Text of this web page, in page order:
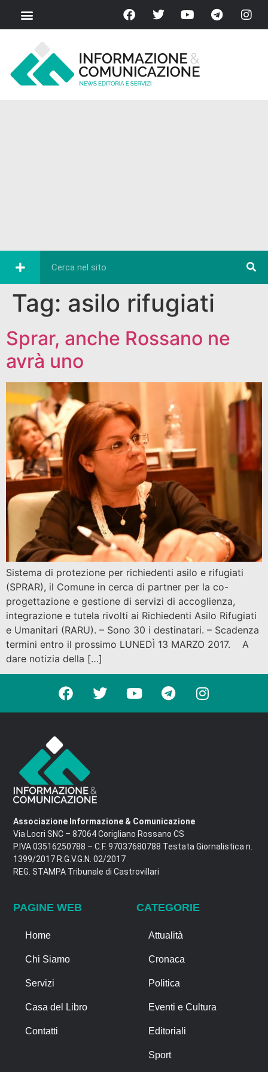
Tag: asilo rifugiati
Sprar, anche Rossano ne
avrà uno
​Sistema di protezione per richiedenti asilo e rifugiati
(SPRAR), il Comune in cerca di partner per la co-
progettazione e gestione di servizi di accoglienza,
integrazione e tutela rivolti ai Richiedenti Asilo Rifugiati
e Umanitari (RARU). – Sono 30 i destinatari. – Scadenza
termini entro il prossimo LUNEDÌ 13 MARZO 2017. A
dare notizia della […]
Associazione Informazione & Comunicazione
Via Locri SNC – 87064 Corigliano Rossano CS
P.IVA 03516250788 – C.F. 97037680788 Testata Giornalistica n.
1399/2017 R.G.V.G.N. 02/2017
REG. STAMPA Tribunale di Castrovillari
PAGINE WEB
Home
Chi Siamo
Servizi
Casa del Libro
Contatti
CATEGORIE
Attualità
Cronaca
Politica
Eventi e Cultura
Editoriali
Sport